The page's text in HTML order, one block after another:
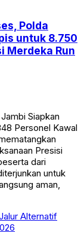
Polda
untuk 8.750
Merdeka Run
Siapkan
Personel Kawal
Presisi
dari
untuk
aman,